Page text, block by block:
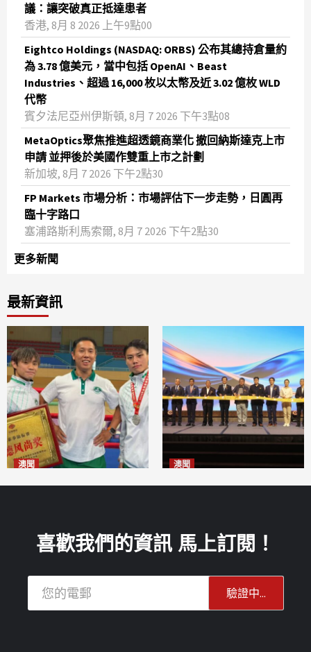
議：讓突破真正抵達患者
香港, 8月 8 2026 上午9點00
Eightco Holdings (NASDAQ: ORBS) 公布其總持倉量約
為 3.78 億美元，當中包括 OpenAI、Beast
Industries、超過 16,000 枚以太幣及近 3.02 億枚 WLD
代幣
賓夕法尼亞州伊斯頓, 8月 7 2026 下午3點08
MetaOptics聚焦推進超透鏡商業化 撤回納斯達克上市
申請 並押後於美國作雙重上市之計劃
新加坡, 8月 7 2026 下午2點30
FP Markets 市場分析：市場評估下一步走勢，日圓再
臨十字路口
塞浦路斯利馬索爾, 8月 7 2026 下午2點30
更多新聞
最新資訊
澳聞 澳聞
喜歡我們的資訊 馬上訂閱！